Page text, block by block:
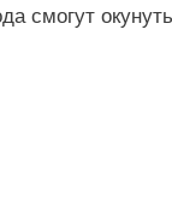
смогут